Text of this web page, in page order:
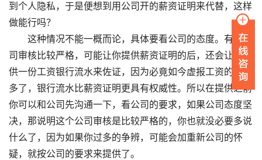
到个人隐私，于是便想到用公司开的薪资证明来代替，这样
做能行吗？
这种情况不能一概而论，具体要看公司的态度。有些公
司审核比较严格，可能让你提供薪资证明的后，还会让你提
供一份工资银行流水来佐证，因为必竟如今虚报工资的人太
多了，银行流水比薪资证明更具有权威性。所以在提供之前
你可以和公司先沟通一下，看公司的要求，如果公司态度坚
决，那说明这个公司审核是比较严格的，你也就没必要多说
什么了，因为如果你过多的争辨，可能会加重新公司的怀
疑，就按公司的要求来提供了。